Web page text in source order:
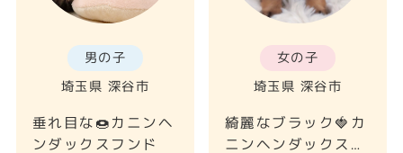
男の子
埼玉県 深谷市
垂れ目な🍩カニンヘ
ンダックスフンド
女の子
埼玉県 深谷市
綺麗なブラック🍓カ
ニンヘンダックスフ